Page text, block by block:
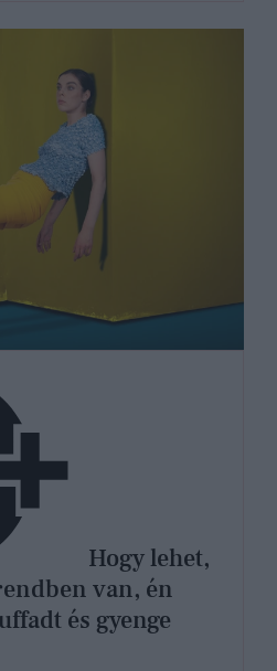
van, én
és gyenge